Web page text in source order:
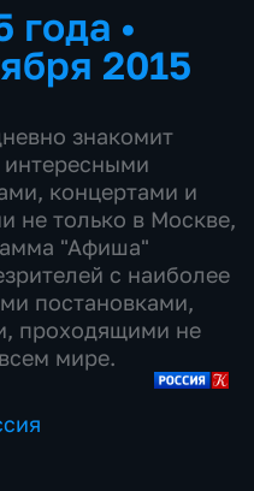
года •
2015
знакомит
интересными
концертами и
не только в Москве,
"Афиша"
с наиболее
постановками,
проходящими не
мире.